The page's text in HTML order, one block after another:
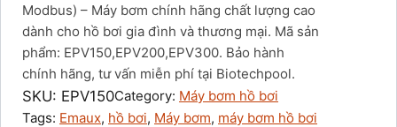
Modbus) – Máy bơm chính hãng chất lượng cao
dành cho hồ bơi gia đình và thương mại. Mã sản
phẩm: EPV150,EPV200,EPV300. Bảo hành
chính hãng, tư vấn miễn phí tại Biotechpool.
SKU: EPV150Category: Máy bơm hồ bơi
Tags: Emaux, hồ bơi, Máy bơm, máy bơm hồ bơi